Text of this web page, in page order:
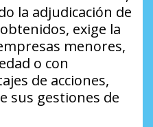
la adjudicación de
exige la
menores,
o con
de acciones,
sus gestiones de